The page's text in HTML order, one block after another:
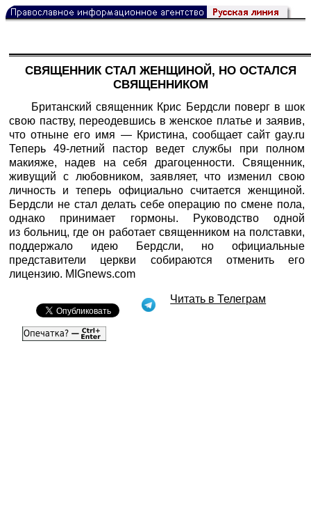
СВЯЩЕННИК СТАЛ ЖЕНЩИНОЙ, НО ОСТАЛСЯ
СВЯЩЕННИКОМ
Британский священник Крис Бердсли поверг в шок
свою паству, переодевшись в женское платье и заявив,
что отныне его имя — Кристина, сообщает сайт gay.ru
Теперь 49-летний пастор ведет службы при полном
макияже, надев на себя драгоценности. Священник,
живущий с любовником, заявляет, что изменил свою
личность и теперь официально считается женщиной.
Бердсли не стал делать себе операцию по смене пола,
однако принимает гормоны. Руководство одной
из больниц, где он работает священником на полставки,
поддержало идею Бердсли, но официальные
представители церкви собираются отменить его
лицензию. MIGnews.com
Читать в Телеграм